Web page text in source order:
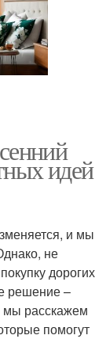
идей
и мы
не
дорогих
решение –
мы расскажем
помогут